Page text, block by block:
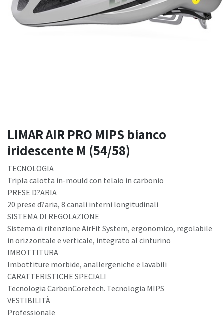
LIMAR AIR PRO MIPS bianco
iridescente M (54/58)
TECNOLOGIA
Tripla calotta in-mould con telaio in carbonio
PRESE D?ARIA
20 prese d?aria, 8 canali interni longitudinali
SISTEMA DI REGOLAZIONE
Sistema di ritenzione AirFit System, ergonomico, regolabile
in orizzontale e verticale, integrato al cinturino
IMBOTTITURA
Imbottiture morbide, anallergeniche e lavabili
CARATTERISTICHE SPECIALI
Tecnologia CarbonCoretech. Tecnologia MIPS
VESTIBILITÀ
Professionale